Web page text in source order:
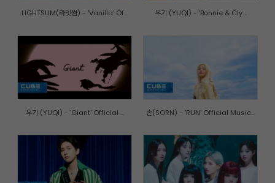
LIGHTSUM(라잇썸) - 'Vanilla' Of... 우기 (YUQI) - 'Bonnie & Cly...
우기 (YUQI) - 'Giant' Official ... 손(SORN) - 'RUN' Official Music...